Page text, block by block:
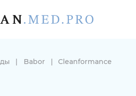
| Babor | Cleanformance